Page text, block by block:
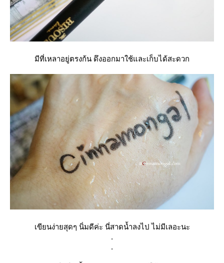
มีที่เหลาอยู่ตรงก้น ดึงออกมาใช้และเก็บได้สะดวก
เขียนง่ายสุดๆ นิ่มดีค่ะ นี่สาดน้ำลงไป ไม่มีเลอะนะ
.
.